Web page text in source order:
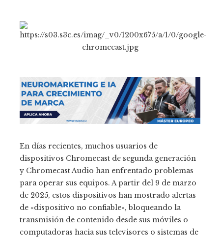
En días recientes, muchos usuarios de
dispositivos Chromecast de segunda generación
y Chromecast Audio han enfrentado problemas
para operar sus equipos. A partir del 9 de marzo
de 2025, estos dispositivos han mostrado alertas
de «dispositivo no confiable», bloqueando la
transmisión de contenido desde sus móviles o
computadoras hacia sus televisores o sistemas de